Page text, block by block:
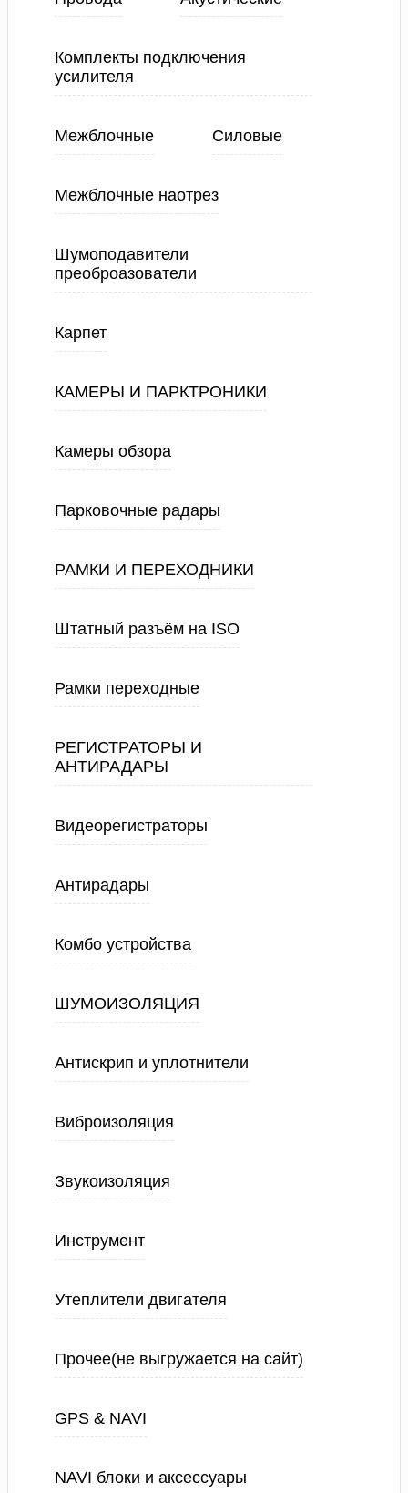
Комплекты подключения
усилителя
Межблочные Силовые
Межблочные наотрез
Шумоподавители
преоброазователи
Карпет
КАМЕРЫ И ПАРКТРОНИКИ
Камеры обзора
Парковочные радары
РАМКИ И ПЕРЕХОДНИКИ
Штатный разъём на ISO
Рамки переходные
РЕГИСТРАТОРЫ И
АНТИРАДАРЫ
Видеорегистраторы
Антирадары
Комбо устройства
ШУМОИЗОЛЯЦИЯ
Антискрип и уплотнители
Виброизоляция
Звукоизоляция
Инструмент
Утеплители двигателя
Прочее(не выгружается на сайт)
GPS & NAVI
NAVI блоки и аксессуары